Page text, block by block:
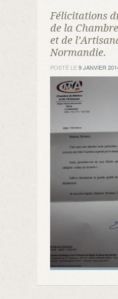
Félicitations
de la
et de
Normandie.
POSTÉ LE9 JANVIER